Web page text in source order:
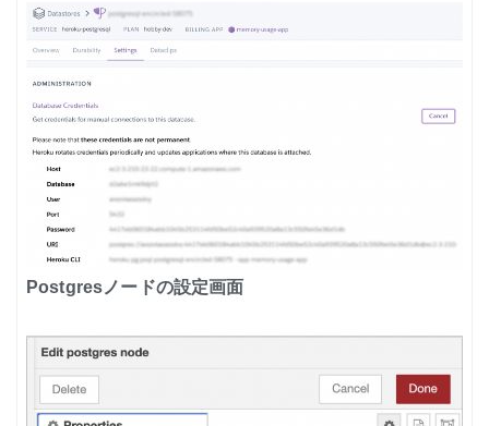
Postgresノードの設定画面